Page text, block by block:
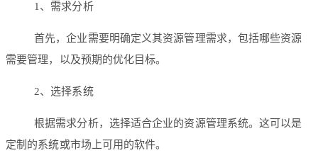
1、需求分析
首先，企业需要明确定义其资源管理需求，包括哪些资源
需要管理，以及预期的优化目标。
2、选择系统
根据需求分析，选择适合企业的资源管理系统。这可以是
定制的系统或市场上可用的软件。